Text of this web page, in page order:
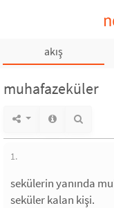
akış
muhafazeküler
1.
sekülerin yanında
seküler kalan kişi.